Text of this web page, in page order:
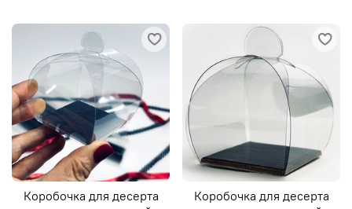
Коробочка для десерта
Коробочка для десерта